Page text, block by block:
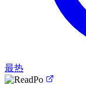
最热